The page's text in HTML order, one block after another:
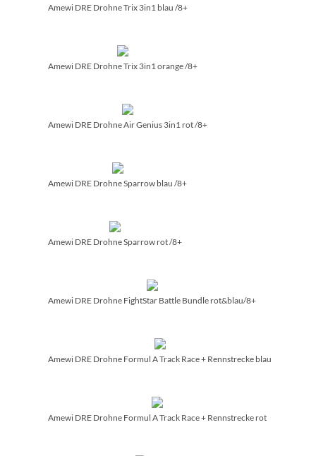
Amewi DRE Drohne Trix 3in1 blau /­8+
Amewi DRE Drohne Trix 3in1 orange /­8+
Amewi DRE Drohne Air Genius 3in1 rot /­8+
Amewi DRE Drohne Sparrow blau /­8+
Amewi DRE Drohne Sparrow rot /­8+
Amewi DRE Drohne FightStar Battle Bundle rot&blau/­8+
Amewi DRE Drohne Formul A Track Race + Rennstrecke blau
Amewi DRE Drohne Formul A Track Race + Rennstrecke rot